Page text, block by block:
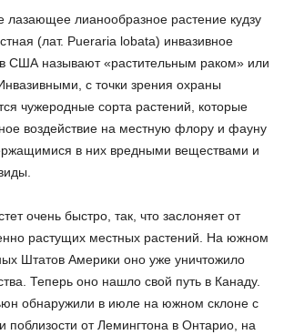
лазающее лианообразное растение кудзу
(лат. Pueraria lobata) инвазивное
в США называют «растительным раком» или
с точки зрения охраны
чужеродные сорта растений, которые
воздействие на местную флору и фауну
в них вредными веществами и
очень быстро, так, что заслоняет от
растущих местных растений. На южном
Штатов Америки оно уже уничтожило
Теперь оно нашло свой путь в Канаду.
обнаружили в июле на южном склоне с
поблизости от Лемингтона в Онтарио, на